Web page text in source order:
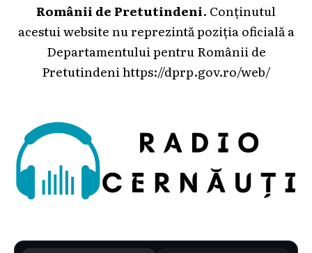
Românii de Pretutindeni. Conținutul
acestui website nu reprezintă poziția oficială a
Departamentului pentru Românii de
Pretutindeni https://dprp.gov.ro/web/